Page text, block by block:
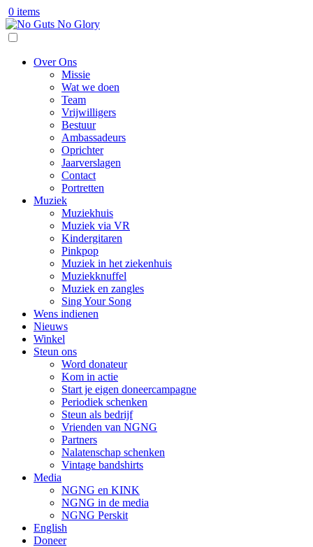
0 items
Over Ons
Missie
Wat we doen
Team
Vrijwilligers
Bestuur
Ambassadeurs
Oprichter
Jaarverslagen
Contact
Portretten
Muziek
Muziekhuis
Muziek via VR
Kindergitaren
Pinkpop
Muziek in het ziekenhuis
Muziekknuffel
Muziek en zangles
Sing Your Song
Wens indienen
Nieuws
Winkel
Steun ons
Word donateur
Kom in actie
Start je eigen doneercampagne
Periodiek schenken
Steun als bedrijf
Vrienden van NGNG
Partners
Nalatenschap schenken
Vintage bandshirts
Media
NGNG en KINK
NGNG in de media
NGNG Perskit
English
Doneer